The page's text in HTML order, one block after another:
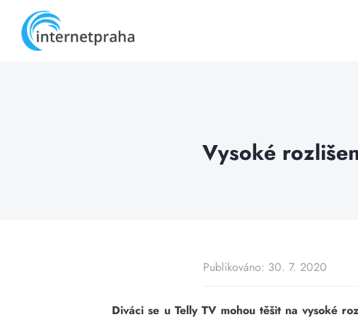
content
Vysoké
Publikováno: 30. 7. 2020
Diváci se u Telly TV mohou těšit na vysoké